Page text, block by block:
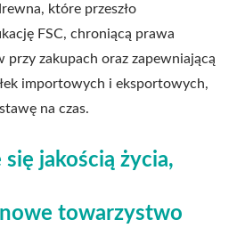
które przeszło
FSC, chroniącą prawa
zakupach oraz zapewniającą
importowych i eksportowych,
na czas.
się jakością życia,
towarzystwo